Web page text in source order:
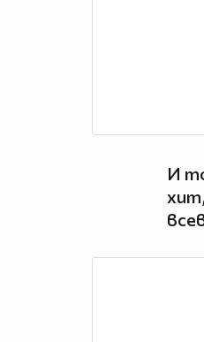
И